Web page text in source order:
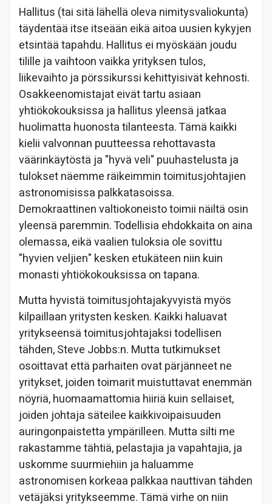
Hallitus (tai sitä lähellä oleva nimitysvaliokunta)
täydentää itse itseään eikä aitoa uusien kykyjen
etsintää tapahdu. Hallitus ei myöskään joudu
tilille ja vaihtoon vaikka yrityksen tulos,
liikevaihto ja pörssikurssi kehittyisivät kehnosti.
Osakkeenomistajat eivät tartu asiaan
yhtiökokouksissa ja hallitus yleensä jatkaa
huolimatta huonosta tilanteesta. Tämä kaikki
kielii valvonnan puutteessa rehottavasta
väärinkäytöstä ja "hyvä veli" puuhastelusta ja
tulokset näemme räikeimmin toimitusjohtajien
astronomisissa palkkatasoissa.
Demokraattinen valtiokoneisto toimii näiltä osin
yleensä paremmin. Todellisia ehdokkaita on aina
olemassa, eikä vaalien tuloksia ole sovittu
"hyvien veljien" kesken etukäteen niin kuin
monasti yhtiökokouksissa on tapana.
Mutta hyvistä toimitusjohtajakyvyistä myös
kilpaillaan yritysten kesken. Kaikki haluavat
yritykseensä toimitusjohtajaksi todellisen
tähden, Steve Jobbs:n. Mutta tutkimukset
osoittavat että parhaiten ovat pärjänneet ne
yritykset, joiden toimarit muistuttavat enemmän
nöyriä, huomaamattomia hiiriä kuin sellaiset,
joiden johtaja säteilee kaikkivoipaisuuden
auringonpaistetta ympärilleen. Mutta silti me
rakastamme tähtiä, pelastajia ja vapahtajia, ja
uskomme suurmiehiin ja haluamme
astronomisen korkeaa palkkaa nauttivan tähden
vetäjäksi yritykseemme. Tämä virhe on niin